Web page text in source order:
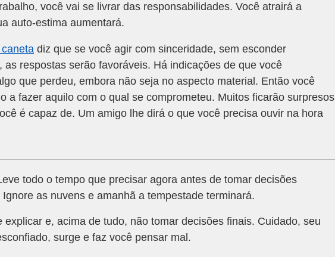
você vai se livrar das responsabilidades. Você atrairá a
auto-estima aumentará.
diz que se você agir com sinceridade, sem esconder
as respostas serão favoráveis. Há indicações de que você
que perdeu, embora não seja no aspecto material. Então você
a fazer aquilo com o qual se comprometeu. Muitos ficarão surpresos
é capaz de. Um amigo lhe dirá o que você precisa ouvir na hora
todo o tempo que precisar agora antes de tomar decisões
Ignore as nuvens e amanhã a tempestade terminará.
explicar e, acima de tudo, não tomar decisões finais. Cuidado, seu
surge e faz você pensar mal.